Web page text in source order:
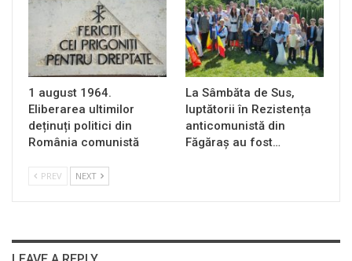
1 august 1964.
Eliberarea ultimilor
deținuți politici din
România comunistă
La Sâmbăta de Sus,
luptătorii în Rezistența
anticomunistă din
Făgăraș au fost…
PREV NEXT